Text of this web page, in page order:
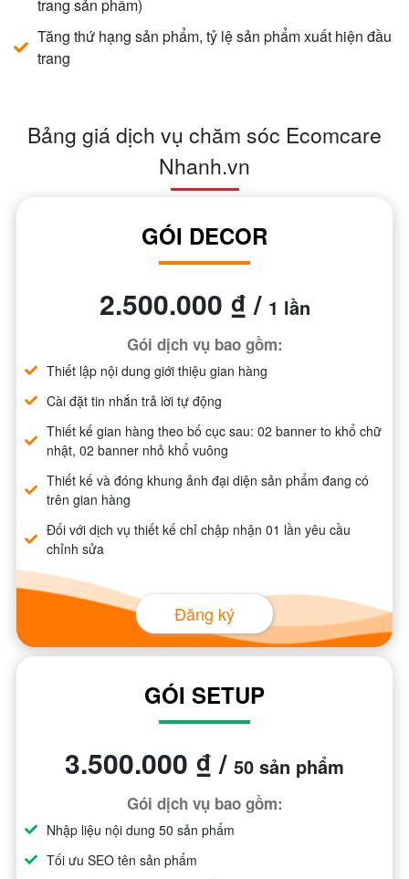
trang sản phẩm)
Tăng thứ hạng sản phẩm, tỷ lệ sản phẩm xuất hiện đầu
trang
Bảng giá dịch vụ chăm sóc Ecomcare
Nhanh.vn
GÓI DECOR
2.500.000 ₫ / 1 lần
Gói dịch vụ bao gồm:
Thiết lập nội dung giới thiệu gian hàng
Cài đặt tin nhắn trả lời tự động
Thiết kế gian hàng theo bố cục sau: 02 banner to khổ chữ
nhật, 02 banner nhỏ khổ vuông
Thiết kế và đóng khung ảnh đại diện sản phẩm đang có
trên gian hàng
Đối với dịch vụ thiết kế chỉ chập nhận 01 lần yêu cầu
chỉnh sửa
Đăng ký
GÓI SETUP
3.500.000 ₫ / 50 sản phẩm
Gói dịch vụ bao gồm:
Nhập liệu nội dung 50 sản phẩm
Tối ưu SEO tên sản phẩm